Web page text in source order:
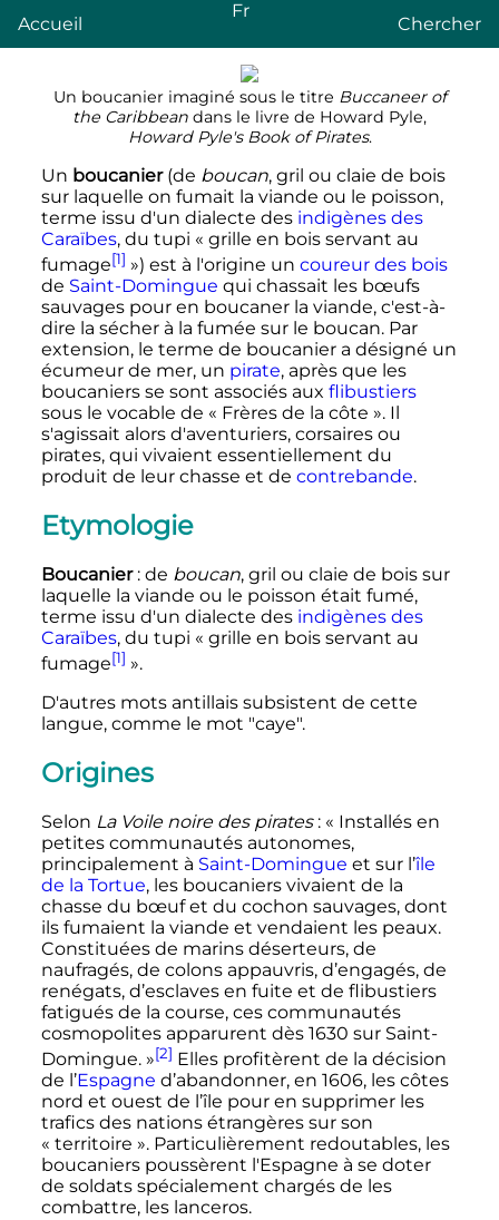
Accueil
Fr
Chercher
Un boucanier imaginé sous le titre Buccaneer of
the Caribbean dans le livre de Howard Pyle,
Howard Pyle's Book of Pirates.
Un boucanier(de boucan, gril ou claie de bois
sur laquelle on fumait la viande ou le poisson,
terme issu d'un dialecte des indigènes des
Caraïbes, du tupi « grille en bois servant au
fumage[1] ») est à l'origine un coureur des bois
de Saint-Domingue qui chassait les bœufs
sauvages pour en boucaner la viande, c'est-à-
dire la sécher à la fumée sur le boucan. Par
extension, le terme de boucanier a désigné un
écumeur de mer, un pirate, après que les
boucaniers se sont associés aux flibustiers
sous le vocable de « Frères de la côte ». Il
s'agissait alors d'aventuriers, corsaires ou
pirates, qui vivaient essentiellement du
produit de leur chasse et de contrebande.
Etymologie
Boucanier : de boucan, gril ou claie de bois sur
laquelle la viande ou le poisson était fumé,
terme issu d'un dialecte des indigènes des
Caraïbes, du tupi « grille en bois servant au
fumage[1] ».
D'autres mots antillais subsistent de cette
langue, comme le mot "caye".
Origines
Selon La Voile noire des pirates : « Installés en
petites communautés autonomes,
principalement à Saint-Domingue et sur l’île
de la Tortue, les boucaniers vivaient de la
chasse du bœuf et du cochon sauvages, dont
ils fumaient la viande et vendaient les peaux.
Constituées de marins déserteurs, de
naufragés, de colons appauvris, d’engagés, de
renégats, d’esclaves en fuite et de flibustiers
fatigués de la course, ces communautés
cosmopolites apparurent dès 1630 sur Saint-
Domingue. »[2] Elles profitèrent de la décision
de l’Espagne d’abandonner, en 1606, les côtes
nord et ouest de l’île pour en supprimer les
trafics des nations étrangères sur son
« territoire ». Particulièrement redoutables, les
boucaniers poussèrent l'Espagne à se doter
de soldats spécialement chargés de les
combattre, les lanceros.